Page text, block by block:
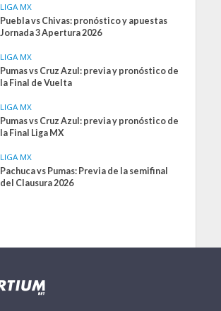
LIGA MX
Puebla vs Chivas: pronóstico y apuestas
Jornada 3 Apertura 2026
LIGA MX
Pumas vs Cruz Azul: previa y pronóstico de
la Final de Vuelta
LIGA MX
Pumas vs Cruz Azul: previa y pronóstico de
la Final Liga MX
LIGA MX
Pachuca vs Pumas: Previa de la semifinal
del Clausura 2026